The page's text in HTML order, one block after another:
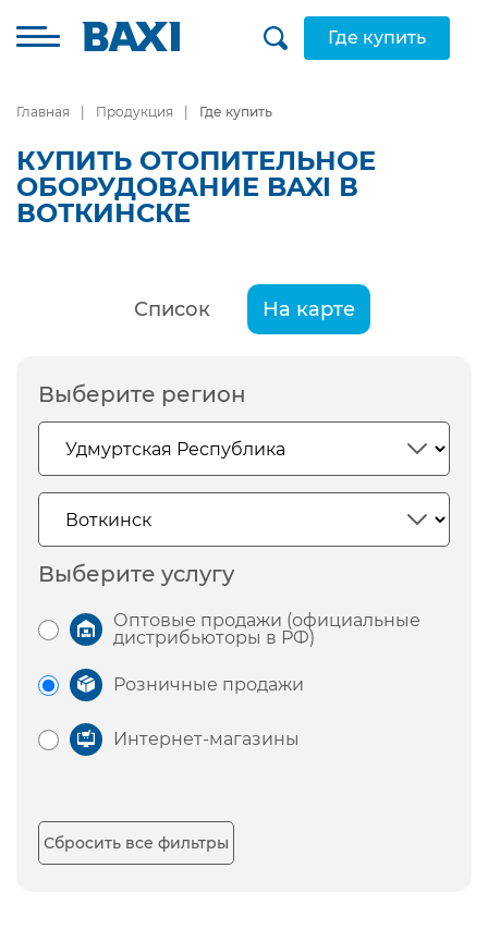
Где купить
Главная Продукция Где купить
КУПИТЬ ОТОПИТЕЛЬНОЕ
ОБОРУДОВАНИЕ BAXI В
ВОТКИНСКЕ
Список На карте
Выберите регион
Выберите услугу
Оптовые продажи (официальные
дистрибьюторы в РФ)
Розничные продажи
Интернет-магазины
Сбросить все фильтры